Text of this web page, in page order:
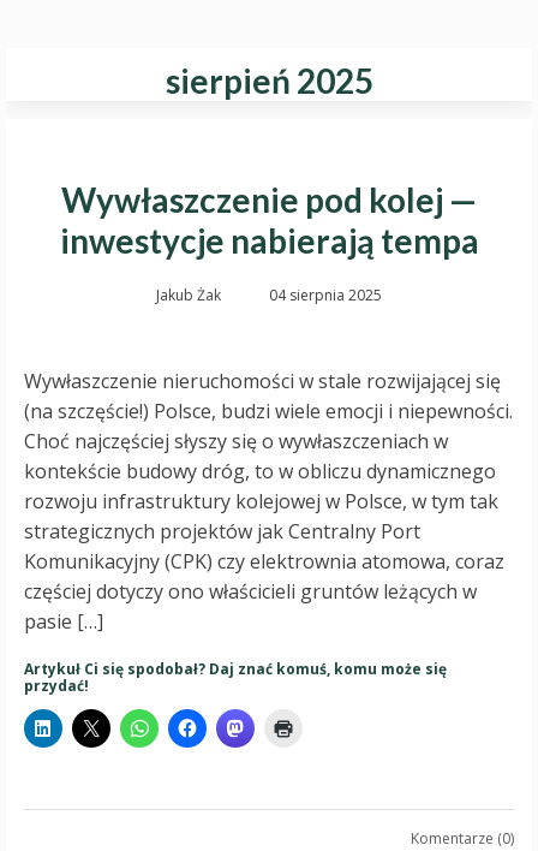
sierpień 2025
Wywłaszczenie pod kolej —
inwestycje nabierają tempa
Jakub Żak 04 sierpnia 2025
Wywłaszczenie nieruchomości w stale rozwijającej się
(na szczęście!) Polsce, budzi wiele emocji i niepewności.
Choć najczęściej słyszy się o wywłaszczeniach w
kontekście budowy dróg, to w obliczu dynamicznego
rozwoju infrastruktury kolejowej w Polsce, w tym tak
strategicznych projektów jak Centralny Port
Komunikacyjny (CPK) czy elektrownia atomowa, coraz
częściej dotyczy ono właścicieli gruntów leżących w
pasie […]
Artykuł Ci się spodobał? Daj znać komuś, komu może się
przydać!
Komentarze (0)